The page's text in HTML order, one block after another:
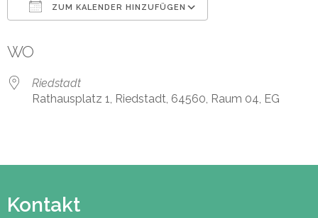
ZUM KALENDER HINZUFÜGEN
WO
Riedstadt
Rathausplatz 1, Riedstadt, 64560, Raum 04, EG
Kontakt